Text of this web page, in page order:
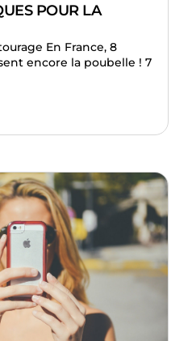
POUR LA
En France, 8
encore la poubelle ! 7